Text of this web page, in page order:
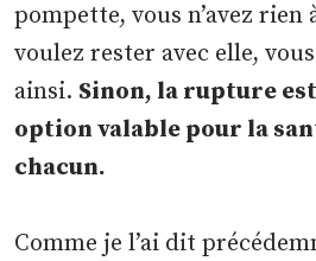
pompette, vous n’avez rien
voulez rester avec elle,
ainsi. Sinon, la rupture
option valable pour la
chacun.
Comme je l’ai dit